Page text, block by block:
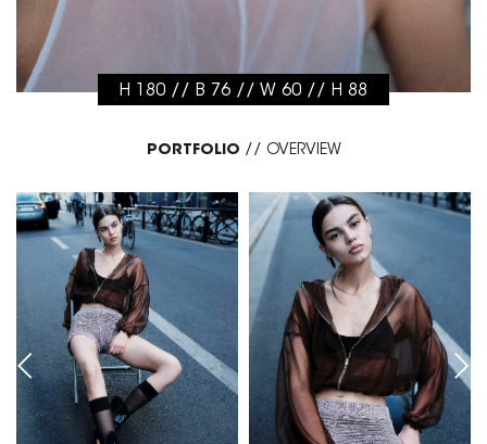
H 180 // B 76 // W 60 // H 88
PORTFOLIO // OVERVIEW